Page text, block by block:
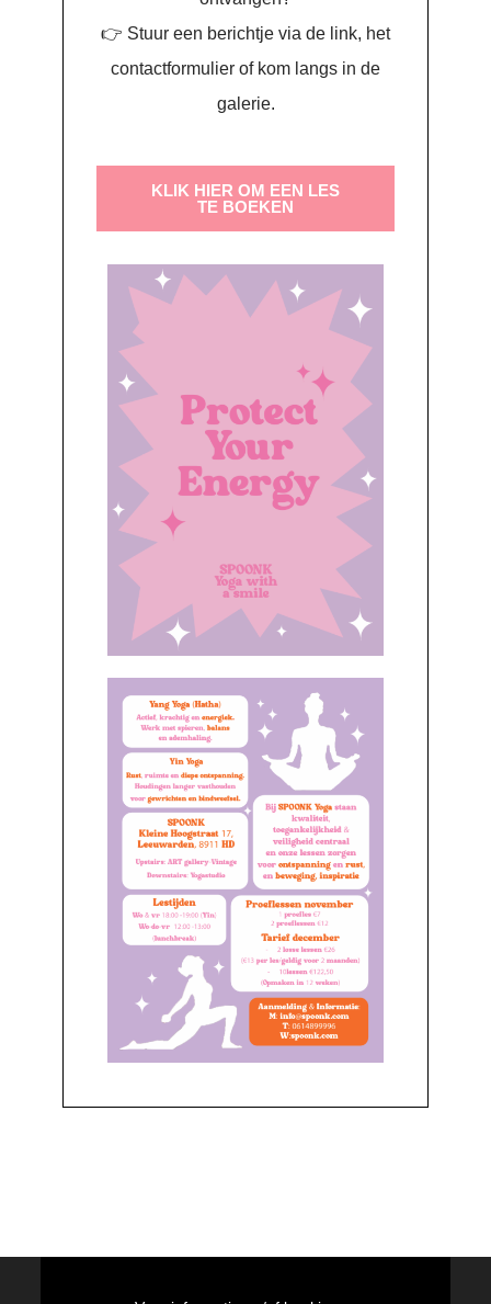
👉 Stuur een berichtje via de link, het
contactformulier of kom langs in de
galerie.
KLIK HIER OM EEN LES
TE BOEKEN